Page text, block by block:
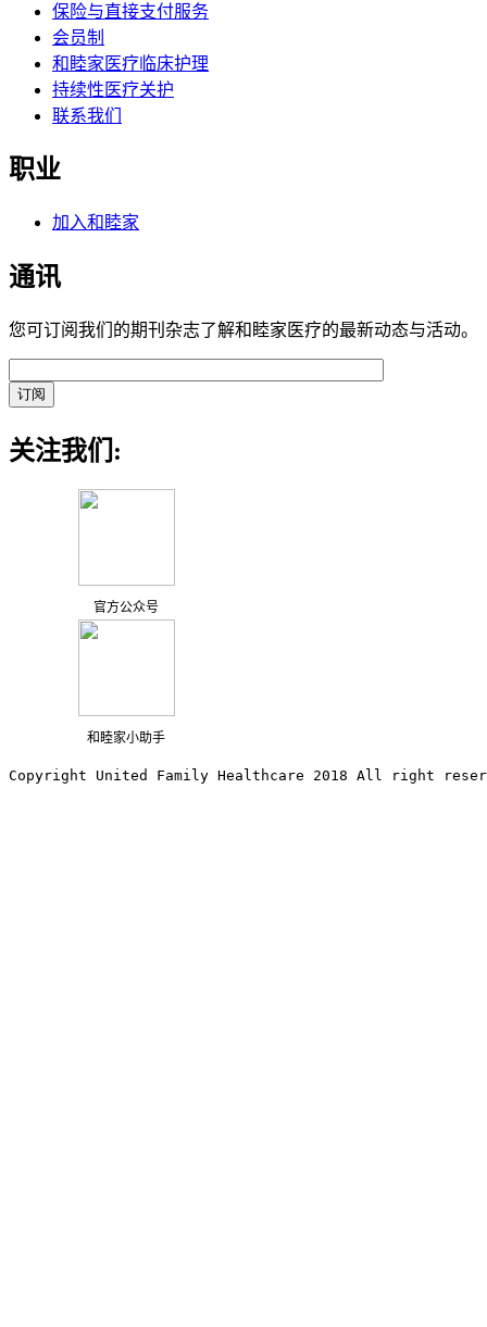
保险与直接支付服务
会员制
和睦家医疗临床护理
持续性医疗关护
联系我们
职业
加入和睦家
通讯
您可订阅我们的期刊杂志了解和睦家医疗的最新动态与活动。
关注我们:
官方公众号
和睦家小助手
Copyright United Family Healthcare 2018 All right